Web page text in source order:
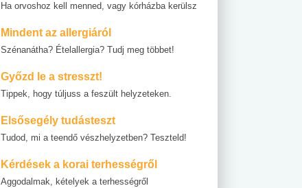
Ha orvoshoz kell menned, vagy kórházba kerülsz
Mindent az allergiáról
Szénanátha? Ételallergia? Tudj meg többet!
Győzd le a stresszt!
Tippek, hogy túljuss a feszült helyzeteken.
Elsősegély tudásteszt
Tudod, mi a teendő vészhelyzetben? Teszteld!
Kérdések a korai terhességről
Aggodalmak, kételyek a terhességről